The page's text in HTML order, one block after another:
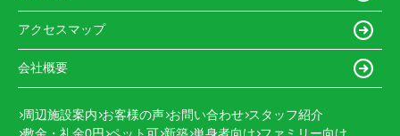
アクセスマップ
会社概要
周辺施設案内 お客様の声 お問い合わせ スタッフ紹介
敷金・礼金0円 ペット可 新築 単身者向け ファミリー向け